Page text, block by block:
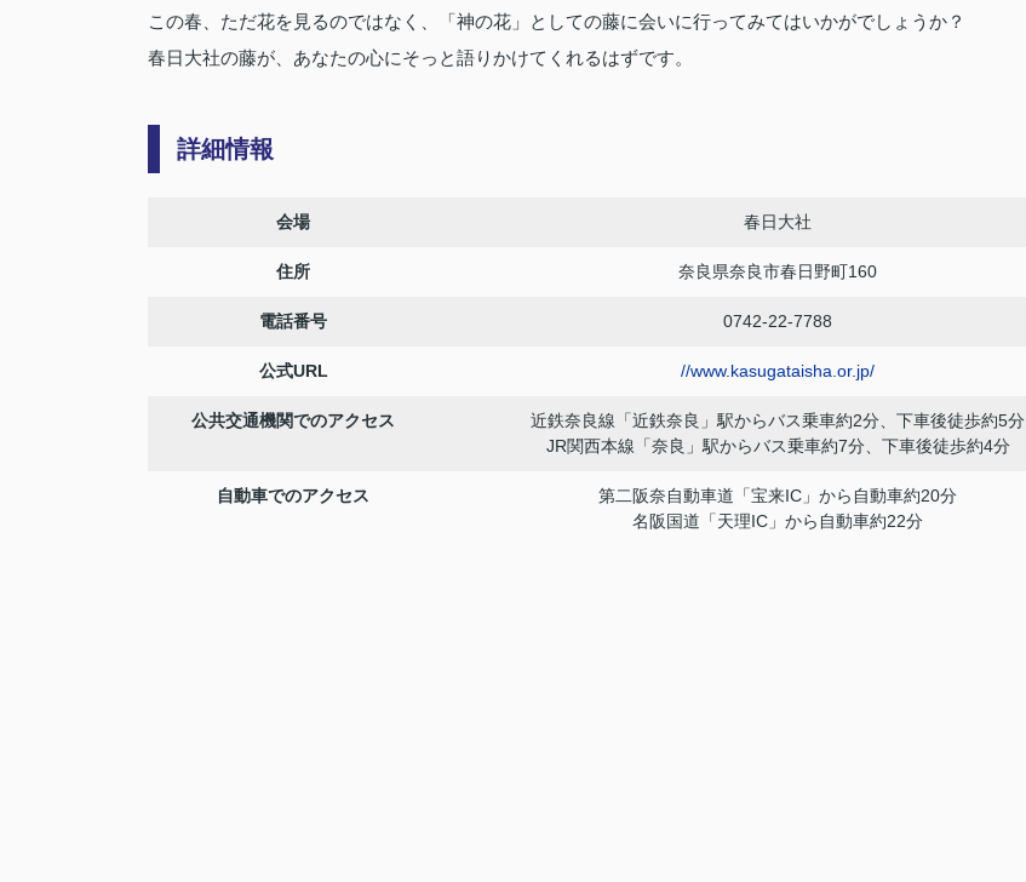
この春、ただ花を見るのではなく、「神の花」としての藤に会いに行ってみてはいかがでしょうか？
春日大社の藤が、あなたの心にそっと語りかけてくれるはずです。
詳細情報
会場 春日大社
住所 奈良県奈良市春日野町160
電話番号 0742-22-7788
公式URL //www.kasugataisha.or.jp/
公共交通機関でのアクセス
近鉄奈良線「近鉄奈良」駅からバス乗車約2分、下車後徒歩約5分
JR関西本線「奈良」駅からバス乗車約7分、下車後徒歩約4分
自動車でのアクセス
第二阪奈自動車道「宝来IC」から自動車約20分
名阪国道「天理IC」から自動車約22分